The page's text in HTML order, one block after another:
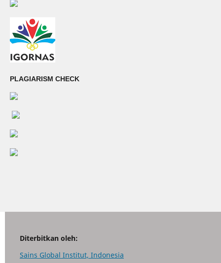
PLAGIARISM CHECK
Diterbitkan oleh:
Sains Global Institut, Indonesia